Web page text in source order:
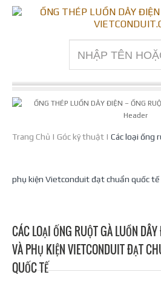
Trang Chủ | Góc kỹ thuật | Các loại ống
phụ kiện Vietconduit đạt chuẩn quốc tế
CÁC LOẠI ỐNG RUỘT GÀ LUỒN DÂY
VÀ PHỤ KIỆN VIETCONDUIT ĐẠT
QUỐC TẾ